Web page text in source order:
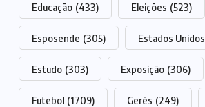
Educação (433) Eleições (523)
Esposende (305) Estados Unidos
Estudo (303) Exposição (306)
Futebol (1709) Gerês (249)